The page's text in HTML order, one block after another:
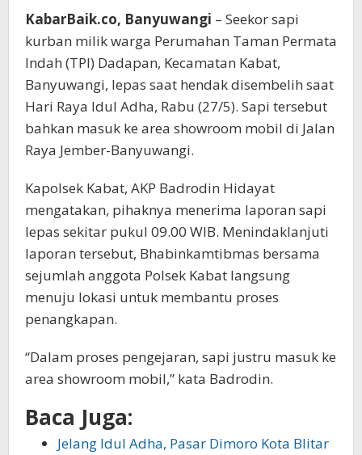
KabarBaik.co, Banyuwangi – Seekor sapi
kurban milik warga Perumahan Taman Permata
Indah (TPI) Dadapan, Kecamatan Kabat,
Banyuwangi, lepas saat hendak disembelih saat
Hari Raya Idul Adha, Rabu (27/5). Sapi tersebut
bahkan masuk ke area showroom mobil di Jalan
Raya Jember-Banyuwangi.
Kapolsek Kabat, AKP Badrodin Hidayat
mengatakan, pihaknya menerima laporan sapi
lepas sekitar pukul 09.00 WIB. Menindaklanjuti
laporan tersebut, Bhabinkamtibmas bersama
sejumlah anggota Polsek Kabat langsung
menuju lokasi untuk membantu proses
penangkapan.
“Dalam proses pengejaran, sapi justru masuk ke
area showroom mobil,” kata Badrodin.
Baca Juga:
Jelang Idul Adha, Pasar Dimoro Kota Blitar